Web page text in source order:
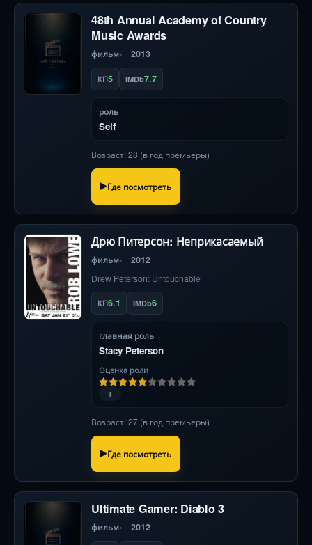
48th Annual Academy of Country
Music Awards
фильм 2013
КП5 IMDb7.7
роль
Self
Возраст: 28 (в год премьеры)
Где посмотреть
Дрю Питерсон: Неприкасаемый
фильм 2012
Drew Peterson: Untouchable
КП6.1 IMDb6
главная роль
Stacy Peterson
Оценка роли
1
Возраст: 27 (в год премьеры)
Где посмотреть
Ultimate Gamer: Diablo 3
фильм 2012